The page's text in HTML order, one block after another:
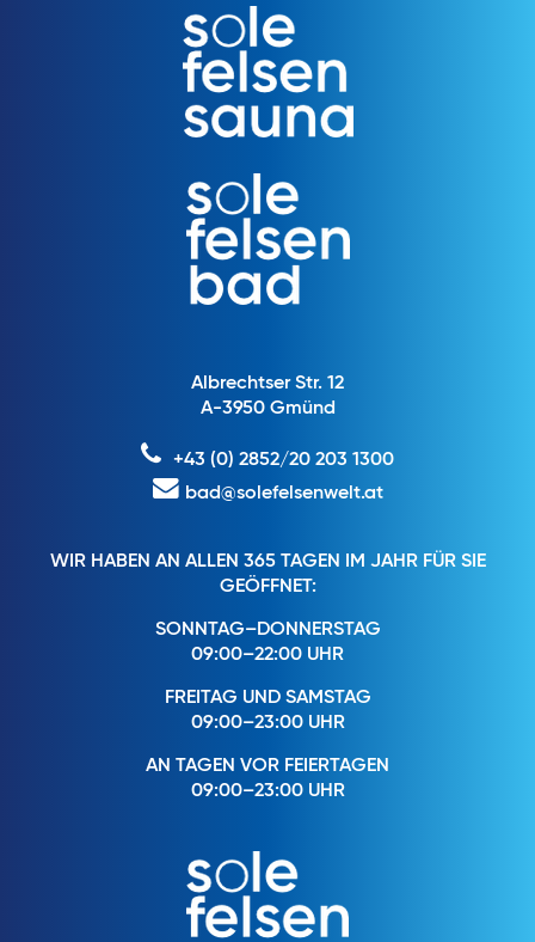
Albrechtser Str. 12
A-3950 Gmünd
+43 (0) 2852/20 203 1300
bad@solefelsenwelt.at
WIR HABEN AN ALLEN 365 TAGEN IM JAHR FÜR SIE
GEÖFFNET:
SONNTAG–DONNERSTAG
09:00–22:00 UHR
FREITAG UND SAMSTAG
09:00–23:00 UHR
AN TAGEN VOR FEIERTAGEN
09:00–23:00 UHR